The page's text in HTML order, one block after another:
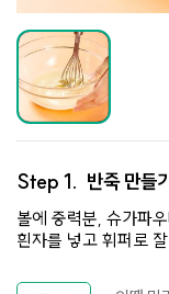
Step 1. 반죽 만들
볼에 중력분, 슈가파
흰자를 넣고 휘퍼로